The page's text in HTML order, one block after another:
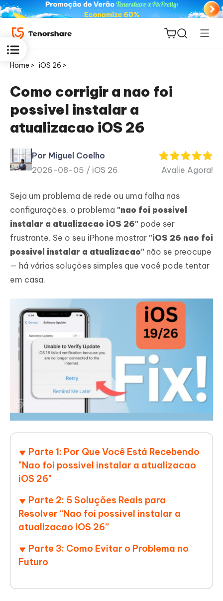
ReiBoot
for iOS
PDNob
PDF
Novo
iAnyGo
Home > iOS 26 >
Como corrigir a nao foi
possivel instalar a
atualizacao iOS 26
Por Miguel Coelho
2026-08-05 / iOS 26 Avalie Agora!
Seja um problema de rede ou uma falha nas
configurações, o problema "nao foi possivel
instalar a atualizacao iOS 26" pode ser
frustrante. Se o seu iPhone mostrar "iOS 26 nao foi
possivel instalar a atualizacao" não se preocupe
— há várias soluções simples que você pode tentar
em casa.
Parte 1: Por Que Você Está Recebendo
"Nao foi possivel instalar a atualizacao
iOS 26"
Parte 2: 5 Soluções Reais para
Resolver “Nao foi possivel instalar a
atualizacao iOS 26”
Parte 3: Como Evitar o Problema no
Futuro